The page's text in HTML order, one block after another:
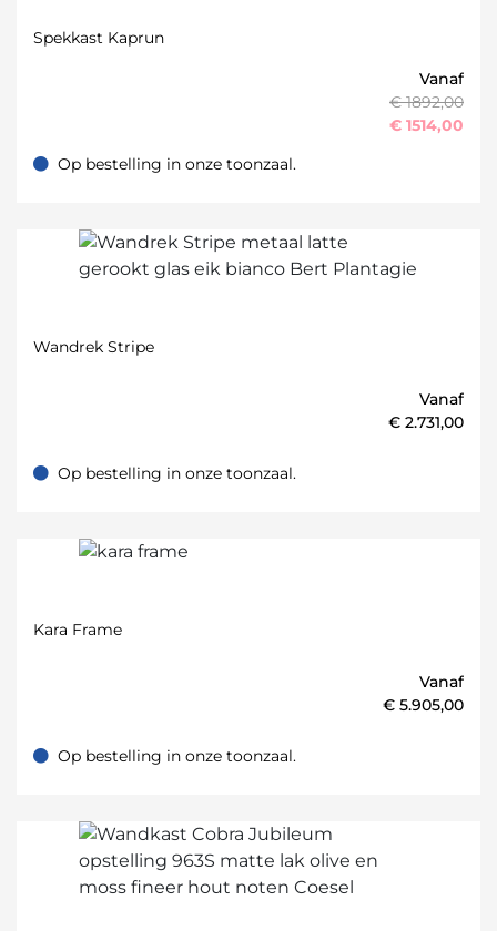
Spekkast Kaprun
Vanaf
€ 1892,00
€ 1514,00
Op bestelling in onze toonzaal.
Op bestelling in onze toonzaal.
Wandrek Stripe
Vanaf
€ 2.731,00
Op bestelling in onze toonzaal.
Op bestelling in onze toonzaal.
Kara Frame
Vanaf
€ 5.905,00
Op bestelling in onze toonzaal.
Op bestelling in onze toonzaal.